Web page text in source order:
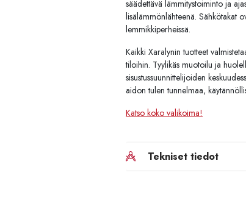
säädettävä lämmitystoiminto ja
lisälämmönlähteenä. Sähkötakat
lemmikkiperheissä.
Kaikki Xaralynin tuotteet
tiloihin. Tyylikäs muotoilu ja
sisustussuunnittelijoiden
aidon tulen tunnelmaa,
Katso koko valikoima!
Tekniset tiedot